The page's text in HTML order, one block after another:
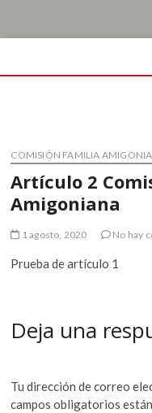
COMISIÓN FAMILIA
Artículo 2
Amigoniana
1 agosto, 2020 No hay
Prueba de artículo 1
Deja una
Tu dirección de correo
campos obligatorios